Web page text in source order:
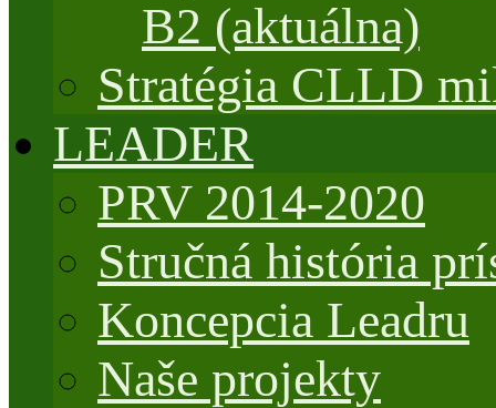
B2 (aktuálna)
Stratégia CLLD
LEADER
PRV 2014-2020
Stručná história
Koncepcia Leadru
Naše projekty